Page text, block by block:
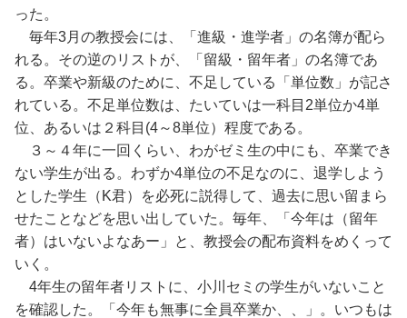
った。
毎年3月の教授会には、「進級・進学者」の名簿が配ら
れる。その逆のリストが、「留級・留年者」の名簿であ
る。卒業や新級のために、不足している「単位数」が記さ
れている。不足単位数は、たいていは一科目2単位か4単
位、あるいは２科目(4～8単位）程度である。
３～４年に一回くらい、わがゼミ生の中にも、卒業でき
ない学生が出る。わずか4単位の不足なのに、退学しよう
とした学生（K君）を必死に説得して、過去に思い留まら
せたことなどを思い出していた。毎年、「今年は（留年
者）はいないよなあー」と、教授会の配布資料をめくって
いく。
4年生の留年者リストに、小川セミの学生がいないこと
を確認した。「今年も無事に全員卒業か、、」。いつもは